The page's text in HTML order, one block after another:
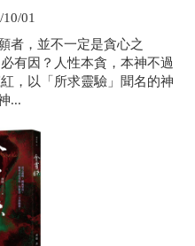
01
者，並不一定是貪心之
有因？人性本貪，本神不過
，以「所求靈驗」聞名的神
...